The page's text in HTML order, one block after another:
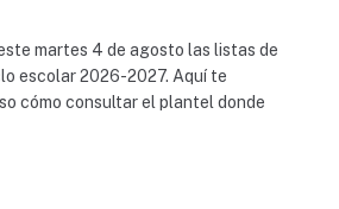
martes 4 de agosto las listas de
escolar 2026-2027. Aquí te
cómo consultar el plantel donde